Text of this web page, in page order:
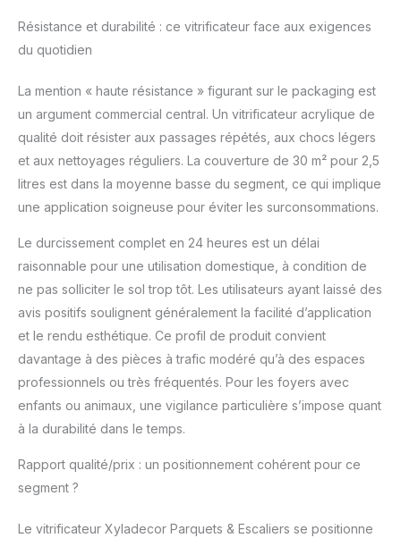
Résistance et durabilité : ce vitrificateur face aux exigences
du quotidien
La mention « haute résistance » figurant sur le packaging est
un argument commercial central. Un vitrificateur acrylique de
qualité doit résister aux passages répétés, aux chocs légers
et aux nettoyages réguliers. La couverture de 30 m² pour 2,5
litres est dans la moyenne basse du segment, ce qui implique
une application soigneuse pour éviter les surconsommations.
Le durcissement complet en 24 heures est un délai
raisonnable pour une utilisation domestique, à condition de
ne pas solliciter le sol trop tôt. Les utilisateurs ayant laissé des
avis positifs soulignent généralement la facilité d’application
et le rendu esthétique. Ce profil de produit convient
davantage à des pièces à trafic modéré qu’à des espaces
professionnels ou très fréquentés. Pour les foyers avec
enfants ou animaux, une vigilance particulière s’impose quant
à la durabilité dans le temps.
Rapport qualité/prix : un positionnement cohérent pour ce
segment ?
Le vitrificateur Xyladecor Parquets & Escaliers se positionne